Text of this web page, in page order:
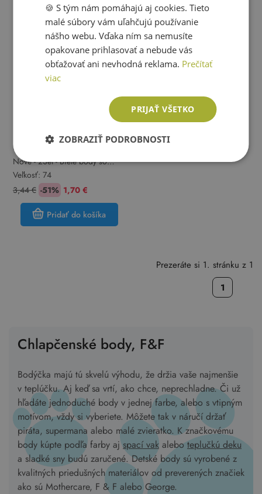
F&F
Nové - 2Set - Biele body so
sloníky a palmami + čapica F&F
Veľkosť: 74
3,44 € -51% 1,70 €
Pridať do košíka
Prezeráte si 1. stránku z 1
1
Chlapčenské body, F&F
Bodýčka majú tú skvelú výhodu, že držia vaše najmenšie
v teplúčku. Aj keď sa vrtí, ako chce, neprechladne. Či už
hľadáte jednoduché body v jednej farbe, alebo s vtipným
motívom, vždy si vyberiete. Môžete tak v náručí držať
piráta, supermana alebo malé zvieratko. K značkovému
body kúpte podľa farby ajspací vak aleboteplučkú deku
a sladké sny budú zaručené. Detské body sú vyrobené z
kvalitných priedušných materiálov od preverených značiek
ako sú Mothercare, F & F alebo George.
ENGLISH
🍪 S tým nám pomáhajú aj cookies. Tieto
malé súbory vám uľahčujú používanie
nášho webu. Vďaka ním sa nemusíte
opakovane prihlasovať a nebude vás
obťažovať ani nevhodná reklama. Prečítať
viac
PRIJAŤ VŠETKO
ZOBRAZIŤ PODROBNOSTI